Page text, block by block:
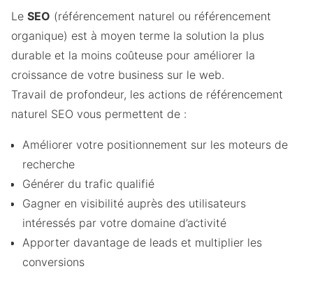
Le SEO (référencement naturel ou référencement
organique) est à moyen terme la solution la plus
durable et la moins coûteuse pour améliorer la
croissance de votre business sur le web.
Travail de profondeur, les actions de référencement
naturel SEO vous permettent de :
Améliorer votre positionnement sur les moteurs de
recherche
Générer du trafic qualifié
Gagner en visibilité auprès des utilisateurs
intéressés par votre domaine d’activité
Apporter davantage de leads et multiplier les
conversions